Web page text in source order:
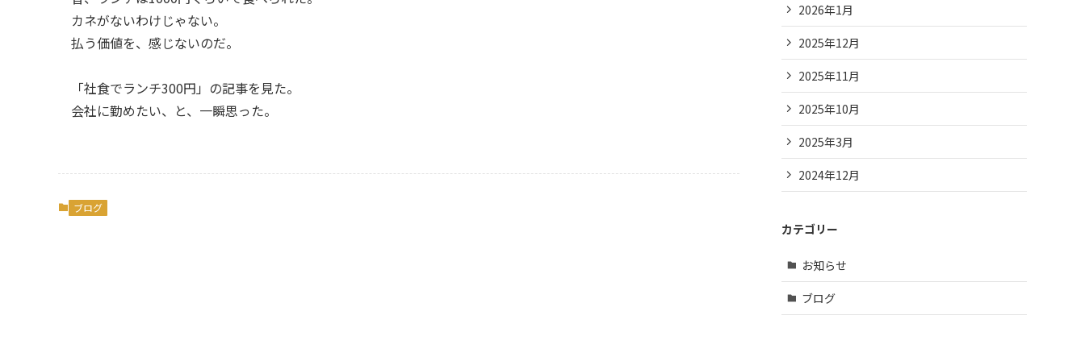
カネがないわけじゃない。
払う価値を、感じないのだ。
「社食でランチ300円」の記事を見た。
会社に勤めたい、と、一瞬思った。
ブログ
2026年1月
2025年12月
2025年11月
2025年10月
2025年3月
2024年12月
カテゴリー
お知らせ
ブログ